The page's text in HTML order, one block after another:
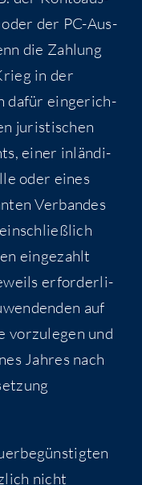
der PC-Aus­
die Zah­lung
in der
dafür ein­ge­rich­
juris­ti­schen
einer inlän­di­
oder eines
Ver­ban­des
ein­ge­zahlt
erfor­der­li­
auf
vor­zu­le­gen und
Jah­res nach
nicht